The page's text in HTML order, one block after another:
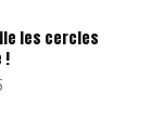
les cercles
!